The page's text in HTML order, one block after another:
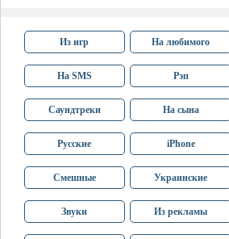
Из игр На любимого
На SMS Рэп
Саундтреки На сына
Русские iPhone
Смешные Украинские
Звуки Из рекламы